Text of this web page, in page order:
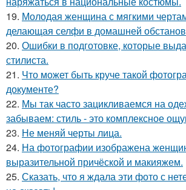
19. Молодая женщина с мягкими
делающая селфи в домашней
20. Ошибки в подготовке, которые
стилиста.
21. Что может быть круче такой
документе?
22. Мы так часто зацикливаемся на
забываем: стиль - это комплексное
23. Не меняй черты лица.
24. На фотографии изображена
выразительной причёской и макияжем.
25. Сказать, что я ждала эти фото с